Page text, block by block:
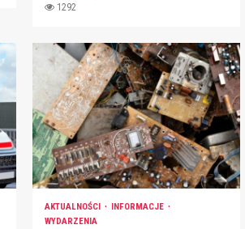
1292
AKTUALNOŚCI
INFORMACJE
WYDARZENIA